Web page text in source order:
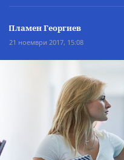
Пламен Георгиев
21 ноември 2017, 15:08